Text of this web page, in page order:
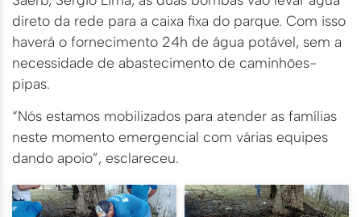
direto da rede para a caixa fixa do parque. Com isso
haverá o fornecimento 24h de água potável, sem a
necessidade de abastecimento de caminhões-
pipas.
“Nós estamos mobilizados para atender as famílias
neste momento emergencial com várias equipes
dando apoio”, esclareceu.